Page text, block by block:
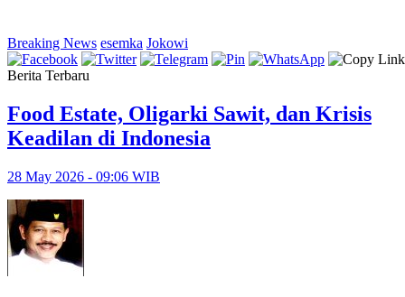
Breaking News esemka Jokowi
Berita Terbaru
Food Estate, Oligarki Sawit, dan Krisis
Keadilan di Indonesia
28 May 2026 - 09:06 WIB